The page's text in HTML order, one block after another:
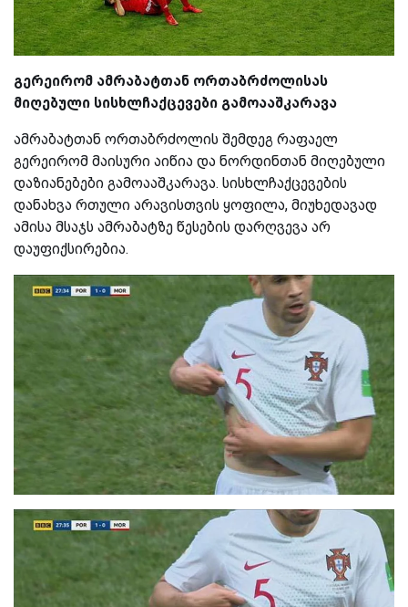
გერეირომ ამრაბატთან ორთაბრძოლისას
მიღებული სისხლჩაქცევები გამოააშკარავა
ამრაბატთან ორთაბრძოლის შემდეგ რაფაელ
გერეირომ მაისური აიწია და ნორდინთან მიღებული
დაზიანებები გამოააშკარავა. სისხლჩაქცევების
დანახვა რთული არავისთვის ყოფილა, მიუხედავად
ამისა მსაჯს ამრაბატზე წესების დარღვევა არ
დაუფიქსირებია.